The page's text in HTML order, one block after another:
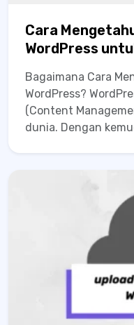
Cara
WordPress
Bagaimana Cara
WordPress?
(Content
dunia. Dengan
yang user-friendly,